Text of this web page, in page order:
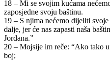
18 – Mi se svojim kućama
zaposjedne svoju baštinu.
19 – S njima nećemo dijeliti
dalje, jer će nas zapasti naša
Jordana.”
20 – Mojsije im reče: “Ako tako
boj;